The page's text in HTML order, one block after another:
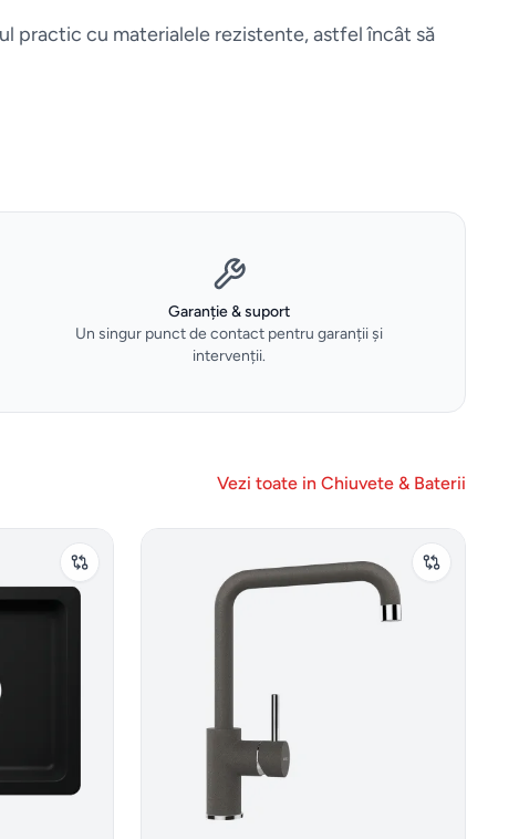
practic cu materialele rezistente, astfel încât să
Garanție & suport
Un singur punct de contact pentru garanții și
intervenții.
Vezi toate in Chiuvete & Baterii